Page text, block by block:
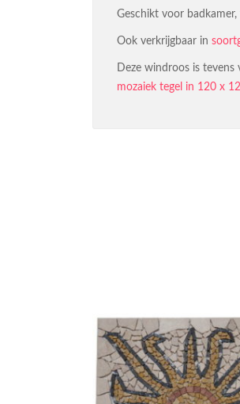
Geschikt voor
Ook verkrijgbaar in
Deze windroos is tevens
mozaiek tegel in 120 x